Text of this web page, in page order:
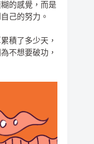
的感覺，而是
己的努力。
積了多少天，
不想要破功，